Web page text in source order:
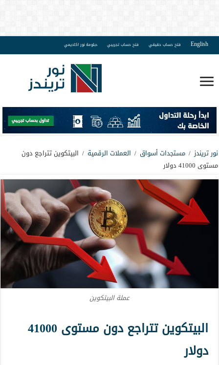
English فتح حساب حقيقي فتح حساب تجريبي دبلومة نور اكاديمي
نور تريندز / مستجدات أسواق / العملات الرقمية / البيتكوين تتراجع دون
مستوى 41000 دولار
عملة البيتكوين
البيتكوين تتراجع دون مستوى 41000
دولار